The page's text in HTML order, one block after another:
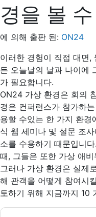
경을 볼
에 의해 출판 된: ON24
이러한 경험이 직접 대면,
든 오늘날의 날과 나이에
가 필요합니다.
ON24 가상 환경은 회의
경은 컨퍼런스가 참가하
용할 수있는 한 가지 환경
식 웹 세미나 및 설문 조
소를 수용하기 때문입니
때, 그들은 또한 가상 애비
그러나 가상 환경은 실제
해 관객을 어떻게 참여시
토하기 위해 지금까지 10